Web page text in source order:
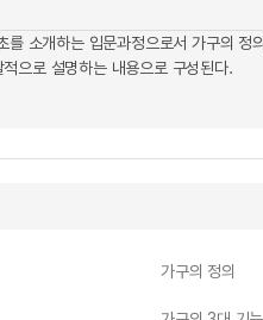
소개하는 입문과정으로서 가구의 정
으로 설명하는 내용으로 구성된다.
가구의 정의